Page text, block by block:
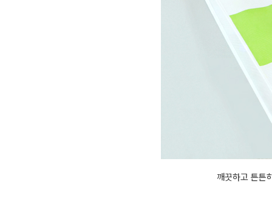
깨끗하고 튼튼